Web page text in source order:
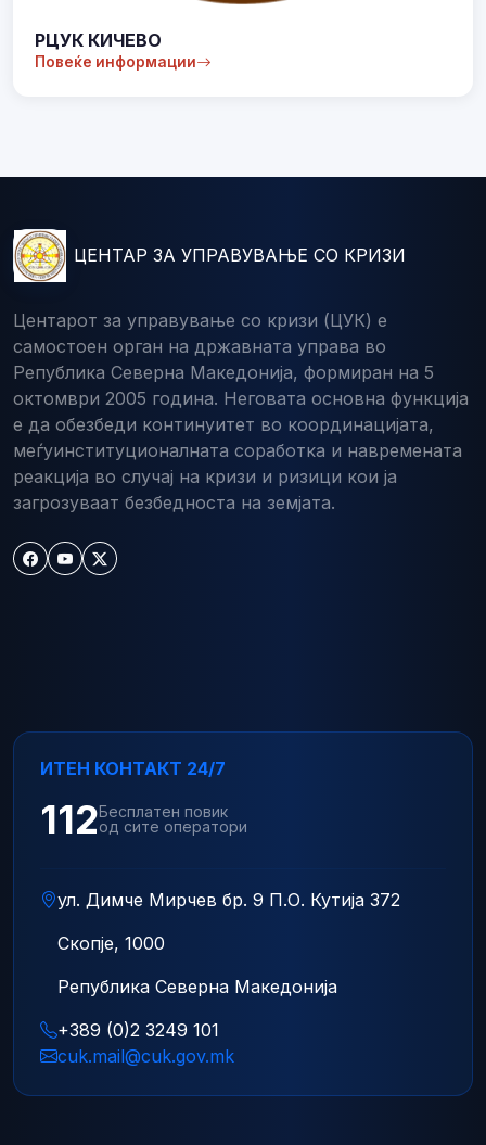
РЦУК КИЧЕВО
Повеќе информации
ЦЕНТАР ЗА УПРАВУВАЊЕ СО КРИЗИ
Центарот за управување со кризи (ЦУК) е
самостоен орган на државната управа во
Република Северна Македонија, формиран на 5
октомври 2005 година. Неговата основна функција
е да обезбеди континуитет во координацијата,
меѓуинституционалната соработка и навремената
реакција во случај на кризи и ризици кои ја
загрозуваат безбедноста на земјата.
ИТЕН КОНТАКТ 24/7
112Бесплатен повик
од сите оператори
ул. Димче Мирчев бр. 9 П.О. Кутија 372
Скопје, 1000
Република Северна Македонија
+389 (0)2 3249 101
cuk.mail@cuk.gov.mk